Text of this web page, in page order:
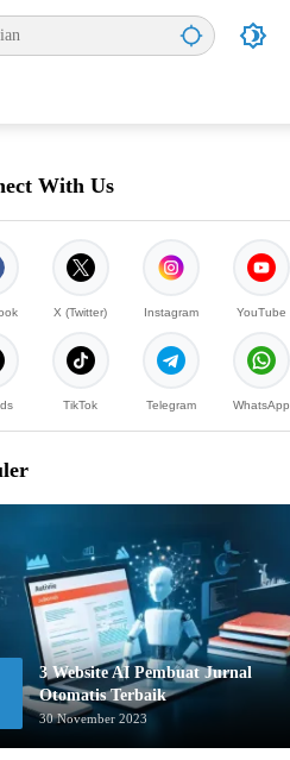
With Us
X (Twitter) Instagram YouTube
TikTok Telegram WhatsApp
3 Website AI Pembuat Jurnal
Otomatis Terbaik
30 November 2023